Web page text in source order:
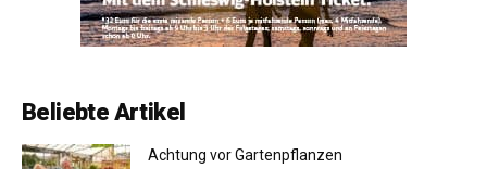
Beliebte Artikel
Achtung vor Gartenpflanzen